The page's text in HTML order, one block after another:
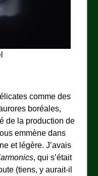
comme des
boréales,
de la production de
emmène dans
et légère. J’avais
, qui s’était
(tiens, y aurait-il